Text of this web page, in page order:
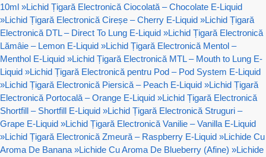
10ml »Lichid Țigară Electronică Ciocolată – Chocolate E-Liquid
»Lichid Țigară Electronică Cireșe – Cherry E-Liquid »Lichid Țigară
Electronică DTL – Direct To Lung E-Liquid »Lichid Țigară Electronică
Lămâie – Lemon E-Liquid »Lichid Țigară Electronică Mentol –
Menthol E-Liquid »Lichid Țigară Electronică MTL – Mouth to Lung E-
Liquid »Lichid Țigară Electronică pentru Pod – Pod System E-Liquid
»Lichid Țigară Electronică Piersică – Peach E-Liquid »Lichid Țigară
Electronică Portocală – Orange E-Liquid »Lichid Țigară Electronică
Shortfill – Shortfill E-Liquid »Lichid Țigară Electronică Struguri –
Grape E-Liquid »Lichid Țigară Electronică Vanilie – Vanilla E-Liquid
»Lichid Țigară Electronică Zmeură – Raspberry E-Liquid »Lichide Cu
Aroma De Banana »Lichide Cu Aroma De Blueberry (Afine) »Lichide